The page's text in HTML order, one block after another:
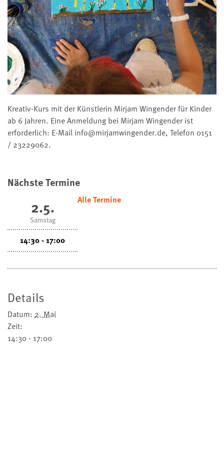
Kreativ-Kurs mit der Künstlerin Mirjam Wingender für Kinder
ab 6 Jahren. Eine Anmeldung bei Mirjam Wingender ist
erforderlich: E-Mail info@mirjamwingender.de, Telefon 0151
/ 23229062.
Nächste Termine
2.5.
Samstag
14:30 - 17:00
Alle Termine
Details
Datum: 2. Mai
Zeit:
14:30 - 17:00